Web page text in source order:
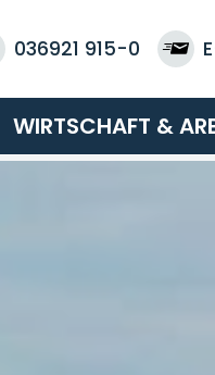
036921 915-0
WIRTSCHAFT &